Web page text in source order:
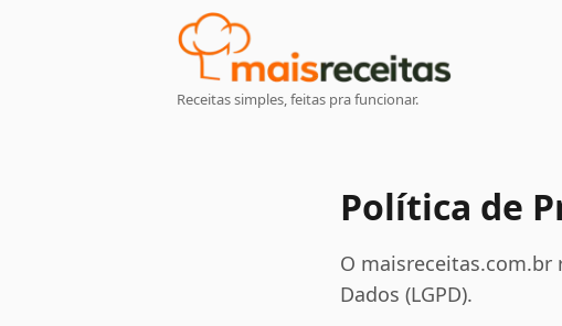
Receitas simples, feitas pra funcionar.
Política de
O maisreceitas.com.br
Dados (LGPD).